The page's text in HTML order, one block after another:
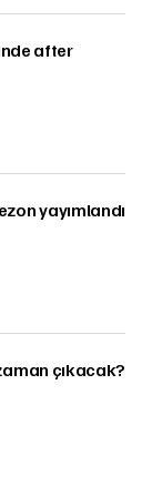
after
yayımlandı
çıkacak?